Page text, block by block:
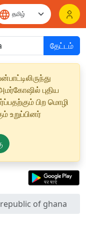
தேட்டம்
புதிய
பிற மொழி
உறுப்பினர்
republic of ghana